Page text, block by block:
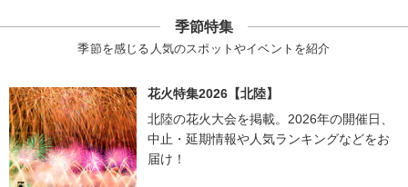
季節特集
季節を感じる人気のスポットやイベントを紹介
花火特集2026【北陸】
北陸の花火大会を掲載。2026年の開催日、
中止・延期情報や人気ランキングなどをお
届け！